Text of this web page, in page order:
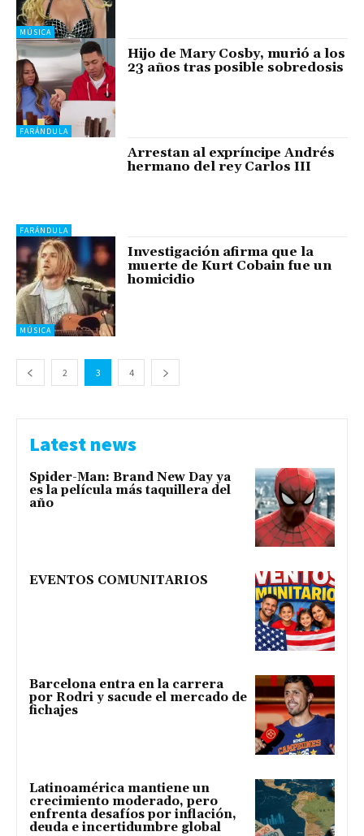
MÚSICA
FARÁNDULA
Hijo de Mary Cosby, murió a los
23 años tras posible sobredosis
FARÁNDULA
Arrestan al expríncipe Andrés
hermano del rey Carlos III
MÚSICA
Investigación afirma que la
muerte de Kurt Cobain fue un
homicidio
2 3 4
Latest news
Spider-Man: Brand New Day ya
es la película más taquillera del
año
EVENTOS COMUNITARIOS
Barcelona entra en la carrera
por Rodri y sacude el mercado de
fichajes
Latinoamérica mantiene un
crecimiento moderado, pero
enfrenta desafíos por inflación,
deuda e incertidumbre global